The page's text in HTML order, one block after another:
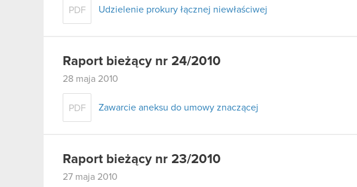
PDF Udzielenie prokury łącznej niewłaściwej
Raport bieżący nr 24/2010
28 maja 2010
PDF Zawarcie aneksu do umowy znaczącej
Raport bieżący nr 23/2010
27 maja 2010